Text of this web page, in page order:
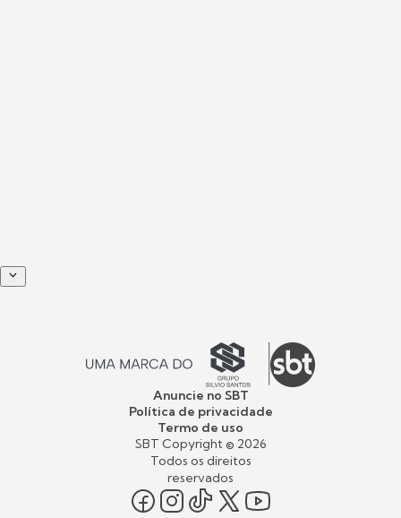
Anuncie no SBT
Política de privacidade
Termo de uso
SBT Copyright © 2026
Todos os direitos
reservados